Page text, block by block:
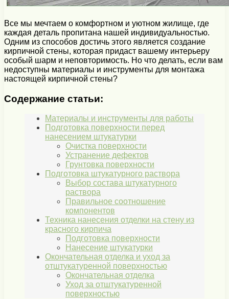
Все мы мечтаем о комфортном и уютном жилище, где
каждая деталь пропитана нашей индивидуальностью.
Одним из способов достичь этого является создание
кирпичной стены, которая придаст вашему интерьеру
особый шарм и неповторимость. Но что делать, если вам
недоступны материалы и инструменты для монтажа
настоящей кирпичной стены?
Содержание статьи:
Материалы и инструменты для работы
Подготовка поверхности перед
нанесением штукатурки
Очистка поверхности
Устранение дефектов
Грунтовка поверхности
Подготовка штукатурного раствора
Выбор состава штукатурного
раствора
Правильное соотношение
компонентов
Техника нанесения отделки на стену из
красного кирпича
Подготовка поверхности
Нанесение штукатурки
Окончательная отделка и уход за
отштукатуренной поверхностью
Окончательная отделка
Уход за отштукатуренной
поверхностью